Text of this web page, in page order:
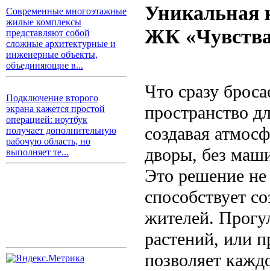
Современные многоэтажные
жилые комплексы
представляют собой
сложные архитектурные и
инженерные объекты,
объединяющие в...
Подключение второго
экрана кажется простой
операцией: ноутбук
получает дополнительную
рабочую область, но
выполняет те...
Уникальная
ЖК
Что сразу
пространство
создавая
дворы, без
Это решение не
способствует
жителей.
растений, или
позволяет